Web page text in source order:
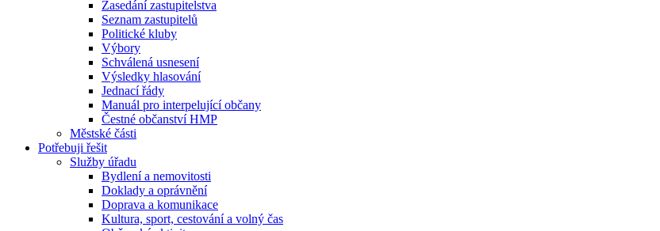
Zasedání zastupitelstva
Seznam zastupitelů
Politické kluby
Výbory
Schválená usnesení
Výsledky hlasování
Jednací řády
Manuál pro interpelující občany
Čestné občanství HMP
Městské části
Potřebuji řešit
Služby úřadu
Bydlení a nemovitosti
Doklady a oprávnění
Doprava a komunikace
Kultura, sport, cestování a volný čas